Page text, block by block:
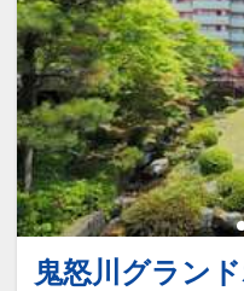
鬼怒川グラン